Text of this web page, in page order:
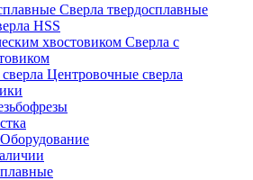
Сверла твердосплавные
HSS
Сверла с
Центровочные сверла
Оборудование